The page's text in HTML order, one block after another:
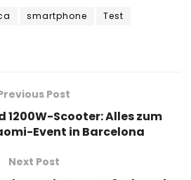
smartphone
Test
Post
1200W-Scooter: Alles zum
Event in Barcelona
Next Post